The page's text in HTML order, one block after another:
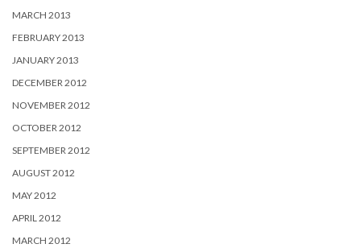
MARCH 2013
FEBRUARY 2013
JANUARY 2013
DECEMBER 2012
NOVEMBER 2012
OCTOBER 2012
SEPTEMBER 2012
AUGUST 2012
MAY 2012
APRIL 2012
MARCH 2012